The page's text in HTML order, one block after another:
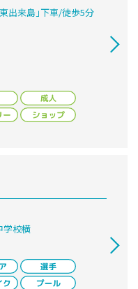
出来島｣下車/徒歩5分
学校横